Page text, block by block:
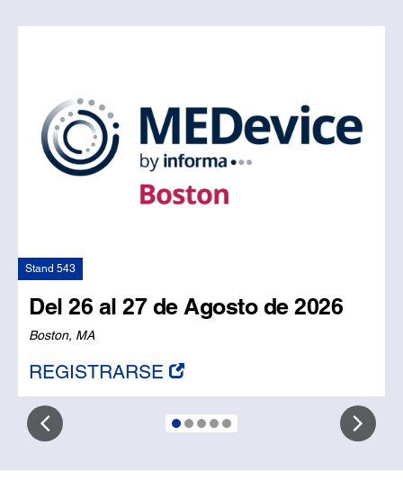
Stand 543
Del 26 al 27 de Agosto de 2026
Boston, MA
REGISTRARSE